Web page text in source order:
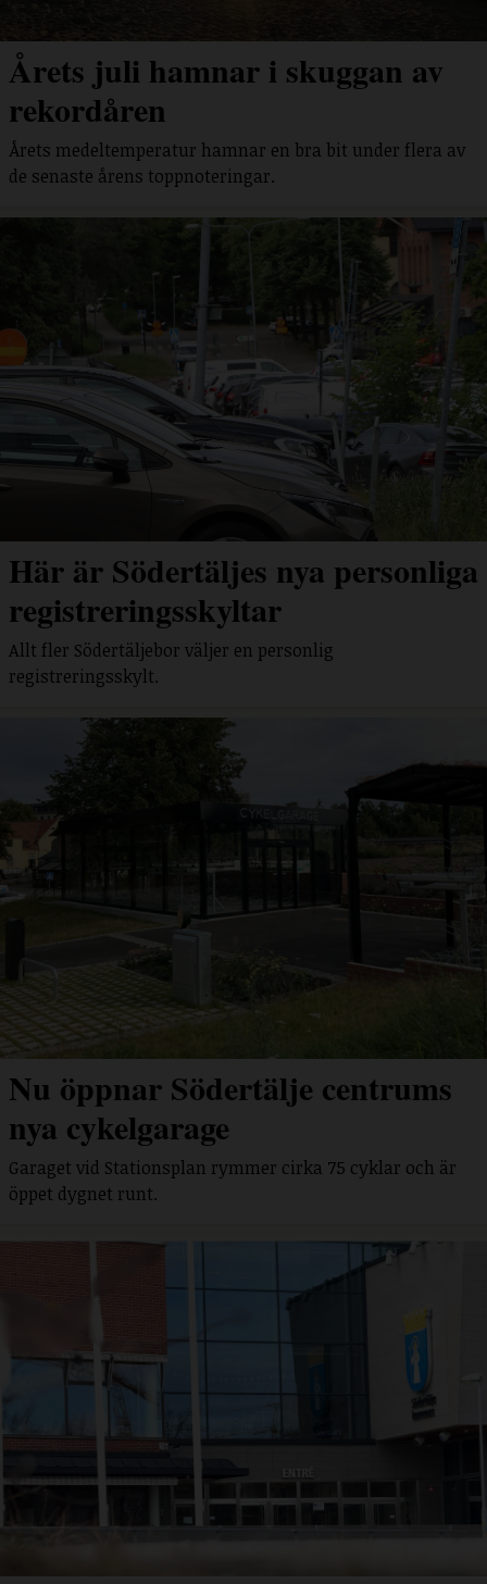
Årets juli hamnar i skuggan av
rekordåren
Årets medeltemperatur hamnar en bra bit under flera av
de senaste årens toppnoteringar.
Här är Södertäljes nya personliga
registreringsskyltar
Allt fler Södertäljebor väljer en personlig
registreringsskylt.
Nu öppnar Södertälje centrums
nya cykelgarage
Garaget vid Stationsplan rymmer cirka 75 cyklar och är
öppet dygnet runt.